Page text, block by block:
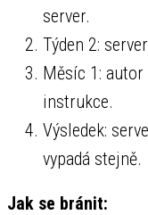
server.
Týden 2:
Měsíc 1:
instrukce.
Výsledek:
vypadá stejně.
Jak se bránit: